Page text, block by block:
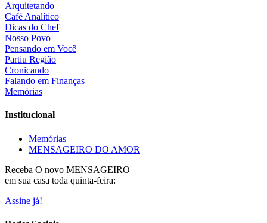
Arquitetando
Café Analítico
Dicas do Chef
Nosso Povo
Pensando em Você
Partiu Região
Cronicando
Falando em Finanças
Memórias
Institucional
Memórias
MENSAGEIRO DO AMOR
Receba O novo MENSAGEIRO
em sua casa toda quinta-feira:
Assine já!